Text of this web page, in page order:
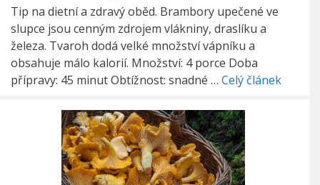
Tip na dietní a zdravý oběd. Brambory upečené ve
slupce jsou cenným zdrojem vlákniny, draslíku a
železa. Tvaroh dodá velké množství vápníku a
obsahuje málo kalorií. Množství: 4 porce Doba
přípravy: 45 minut Obtížnost: snadné … Celý článek